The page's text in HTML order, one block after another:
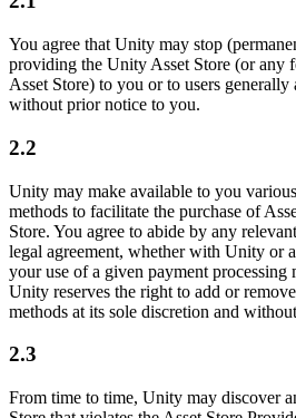
You agree that Unity may stop
providing the Unity Asset Store (or any
Asset Store) to you or to users generally
without prior notice to you.
2.2
Unity may make available to you
methods to facilitate the purchase of
Store. You agree to abide by any
legal agreement, whether with Unity or
your use of a given payment processing
Unity reserves the right to add or
methods at its sole discretion and
2.3
From time to time, Unity may discover